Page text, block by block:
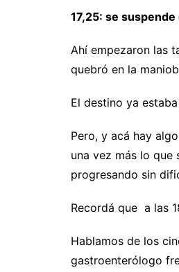
17,25: se
Ahí empezaron las
quebró en la
El destino ya
Pero, y acá hay
una vez más lo que
progresando sin
Recordá que a las
Hablamos de los
gastroenterólogo